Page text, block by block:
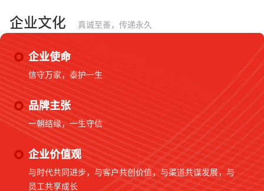
企业文化 真诚至善，传递永久
企业使命
信守万家，泰护一生
品牌主张
一朝结缘，一生守信
企业价值观
与时代共同进步，与客户共创价值，与渠道共谋发展，与
员工共享成长